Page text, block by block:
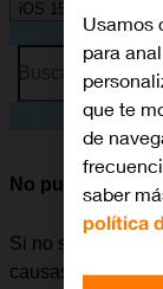
iOS 15.0
Busca por
No puedo
Si no se puede
causas posibles
Usamos
para
que te
de
saber
política